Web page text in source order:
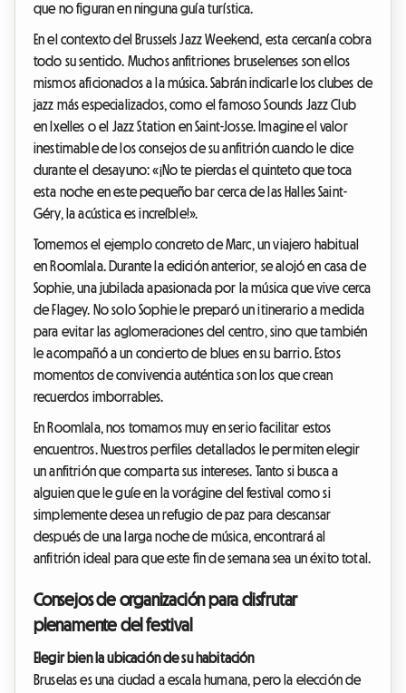
que no figuran en ninguna guía turística.
En el contexto del Brussels Jazz Weekend, esta cercanía cobra
todo su sentido. Muchos anfitriones bruselenses son ellos
mismos aficionados a la música. Sabrán indicarle los clubes de
jazz más especializados, como el famoso Sounds Jazz Club
en Ixelles o el Jazz Station en Saint-Josse. Imagine el valor
inestimable de los consejos de su anfitrión cuando le dice
durante el desayuno: «¡No te pierdas el quinteto que toca
esta noche en este pequeño bar cerca de las Halles Saint-
Géry, la acústica es increíble!».
Tomemos el ejemplo concreto de Marc, un viajero habitual
en Roomlala. Durante la edición anterior, se alojó en casa de
Sophie, una jubilada apasionada por la música que vive cerca
de Flagey. No solo Sophie le preparó un itinerario a medida
para evitar las aglomeraciones del centro, sino que también
le acompañó a un concierto de blues en su barrio. Estos
momentos de convivencia auténtica son los que crean
recuerdos imborrables.
En Roomlala, nos tomamos muy en serio facilitar estos
encuentros. Nuestros perfiles detallados le permiten elegir
un anfitrión que comparta sus intereses. Tanto si busca a
alguien que le guíe en la vorágine del festival como si
simplemente desea un refugio de paz para descansar
después de una larga noche de música, encontrará al
anfitrión ideal para que este fin de semana sea un éxito total.
Consejos de organización para disfrutar
plenamente del festival
Elegir bien la ubicación de su habitación
Bruselas es una ciudad a escala humana, pero la elección de